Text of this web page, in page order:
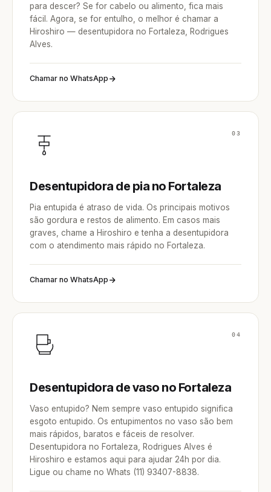
para descer? Se for cabelo ou alimento, fica mais
fácil. Agora, se for entulho, o melhor é chamar a
Hiroshiro — desentupidora no Fortaleza, Rodrigues
Alves.
Chamar no WhatsApp
03
Desentupidora de pia no Fortaleza
Pia entupida é atraso de vida. Os principais motivos
são gordura e restos de alimento. Em casos mais
graves, chame a Hiroshiro e tenha a desentupidora
com o atendimento mais rápido no Fortaleza.
Chamar no WhatsApp
04
Desentupidora de vaso no Fortaleza
Vaso entupido? Nem sempre vaso entupido significa
esgoto entupido. Os entupimentos no vaso são bem
mais rápidos, baratos e fáceis de resolver.
Desentupidora no Fortaleza, Rodrigues Alves é
Hiroshiro e estamos aqui para ajudar 24h por dia.
Ligue ou chame no Whats (11) 93407-8838.